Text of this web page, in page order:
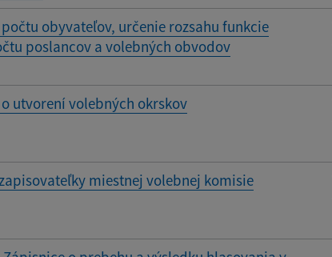
obyvateľov, určenie rozsahu funkcie
poslancov a volebných obvodov
utvorení volebných okrskov
miestnej volebnej komisie